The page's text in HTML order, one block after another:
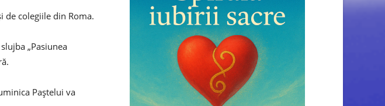
de colegiile din Roma.
„Pasiunea
Paștelui va